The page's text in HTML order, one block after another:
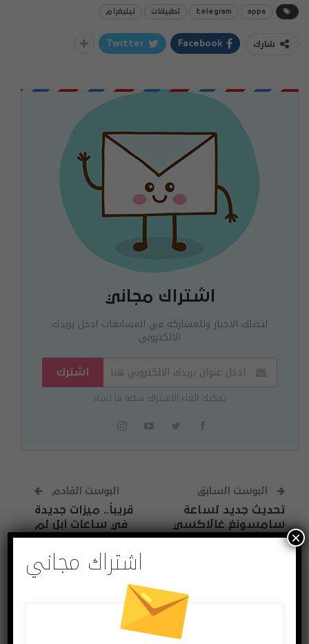
apps
telegram تطبيقات تيليغرام
شارك Facebook
Twitter
اشتراك مجاني
لتصلك الاخبار وللمشاركة في المسابقات ادخل بريدك
الالكتروني
اشترك
يمكنك الغاء الاشتراك ساعة ما تشاء
البوست السابق
تحديث جديد لساعة
سامسونغ غالاكسي
ووتش أكتيف 2
البوست القادم
قريباً.. ميزات جديدة
في ساعات آبل لم
تكن متاحة ينتظرها
المستخدمون بفارغ
الصبر!
اشتراك مجاني
×